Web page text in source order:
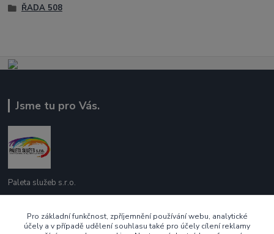
ŘADA 508
Jsme tu pro Vás.
Paleta služeb s.r.o.
737 209 718
Po - Pá 10:00 - 16:00
Pro základní funkčnost, zpříjemnění používání webu, analytické
účely a v případě udělení souhlasu také pro účely cílení reklamy